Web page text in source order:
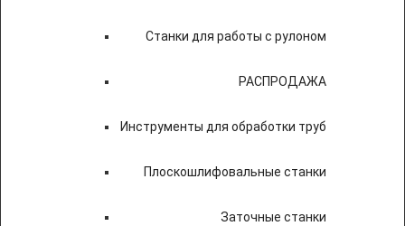
Станки для работы с рулоном
РАСПРОДАЖА
Инструменты для обработки труб
Плоскошлифовальные станки
Заточные станки